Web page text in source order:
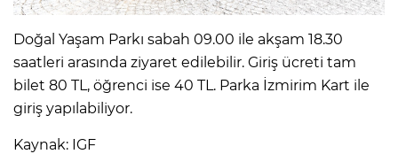
Doğal Yaşam Parkı sabah 09.00 ile akşam 18.30
saatleri arasında ziyaret edilebilir. Giriş ücreti tam
bilet 80 TL, öğrenci ise 40 TL. Parka İzmirim Kart ile
giriş yapılabiliyor.
Kaynak: IGF